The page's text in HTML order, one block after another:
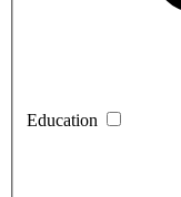
Education